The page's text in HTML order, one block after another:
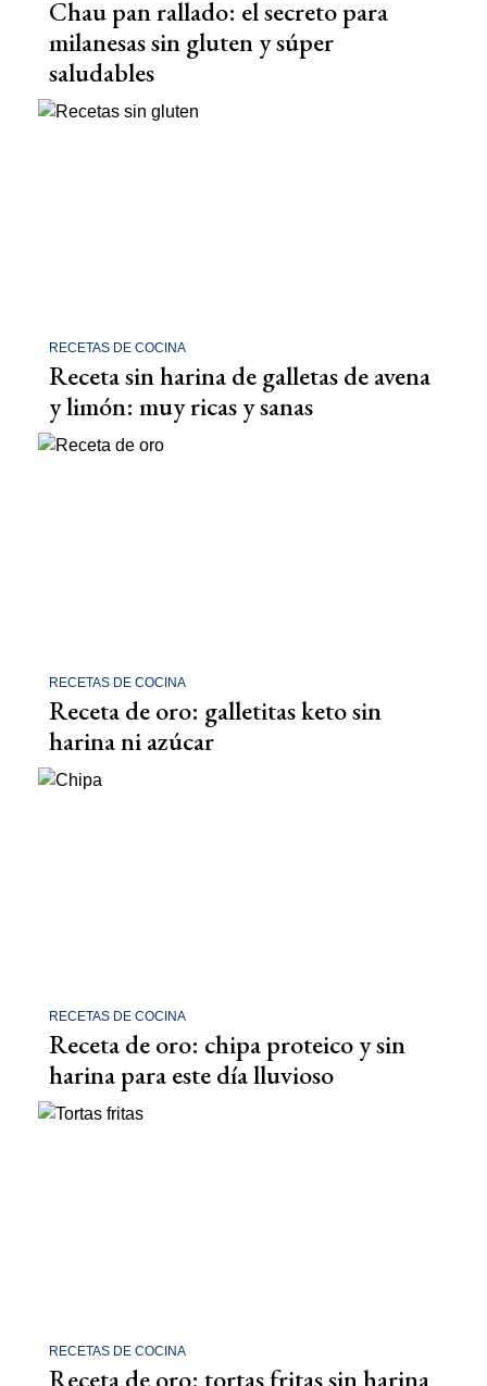
Chau pan rallado: el secreto para
milanesas sin gluten y súper
saludables
RECETAS DE COCINA
Receta sin harina de galletas de avena
y limón: muy ricas y sanas
RECETAS DE COCINA
Receta de oro: galletitas keto sin
harina ni azúcar
RECETAS DE COCINA
Receta de oro: chipa proteico y sin
harina para este día lluvioso
RECETAS DE COCINA
Receta de oro: tortas fritas sin harina